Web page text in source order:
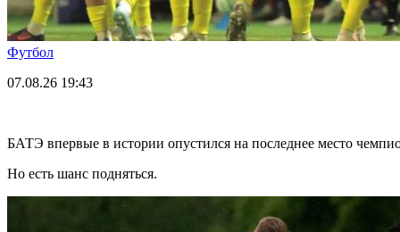
Футбол
07.08.26 19:43
БАТЭ впервые в истории опустился на последнее место
Но есть шанс подняться.